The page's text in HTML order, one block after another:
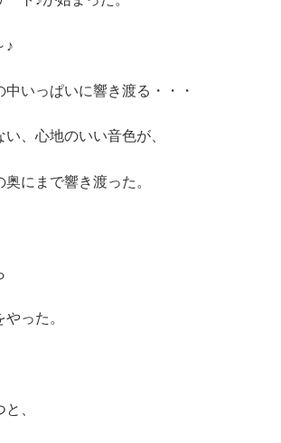
♪
いっぱいに響き渡る・・・
、心地のいい音色が、
にまで響き渡った。
った。
、